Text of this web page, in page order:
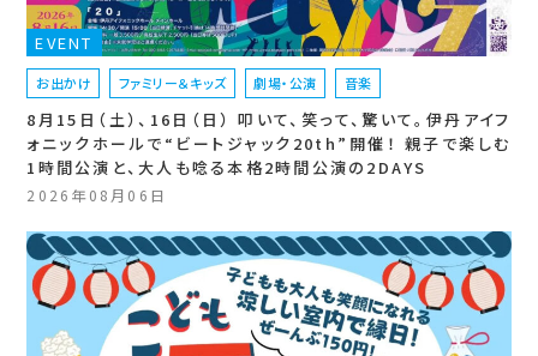
EVENT
お出かけ ファミリー＆キッズ 劇場・公演 音楽
8月15日（土）、16日（日） 叩いて、笑って、驚いて。伊丹アイフ
ォニックホールで“ビートジャック20th”開催！ 親子で楽しむ
1時間公演と、大人も唸る本格2時間公演の2DAYS
2026年08月06日